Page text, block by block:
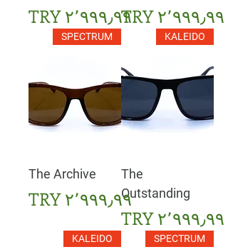
السعر السعر
KALEIDO
The
Outstanding
السعر
SPECTRUM
The Archive
السعر
SPECTRUM
KALEIDO